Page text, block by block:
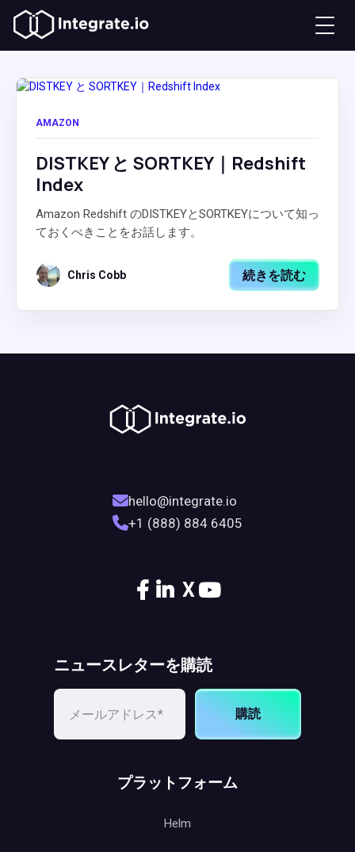
AMAZON
DISTKEY と SORTKEY｜Redshift
Index
Amazon Redshift のDISTKEYとSORTKEYについて知っ
ておくべきことをお話します。
Chris Cobb 続きを読む
hello@integrate.io
+1 (888) 884 6405
X
ニュースレターを購読
購読
プラットフォーム
Helm